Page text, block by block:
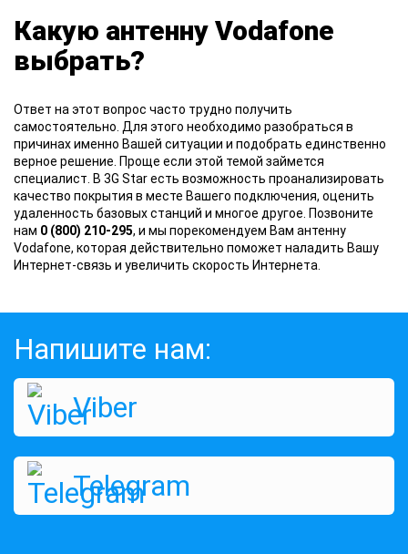
Какую антенну Vodafone
выбрать?
Ответ на этот вопрос часто трудно получить
самостоятельно. Для этого необходимо разобраться в
причинах именно Вашей ситуации и подобрать единственно
верное решение. Проще если этой темой займется
специалист. В 3G Star есть возможность проанализировать
качество покрытия в месте Вашего подключения, оценить
удаленность базовых станций и многое другое. Позвоните
нам 0 (800) 210-295, и мы порекомендуем Вам антенну
Vodafone, которая действительно поможет наладить Вашу
Интернет-связь и увеличить скорость Интернета.
Напишите нам:
Viber
Telegram